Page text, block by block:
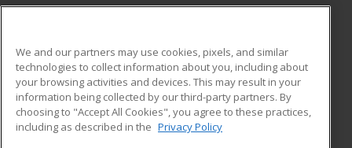
ADDITIONAL RESOURCES
Military
Financial Assistance
Help
Student Blog
We and our partners may use cookies, pixels, and similar
technologies to collect information about you, including about
your browsing activities and devices. This may result in your
information being collected by our third-party partners. By
choosing to "Accept All Cookies", you agree to these practices,
including as described in the Privacy Policy